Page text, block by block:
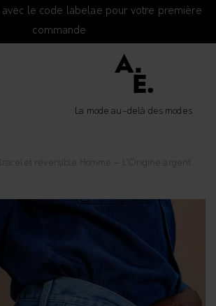
avec le code labelae pour votre première
commande
La mode au-delà des modes
réversible Homme – L’Origine argent